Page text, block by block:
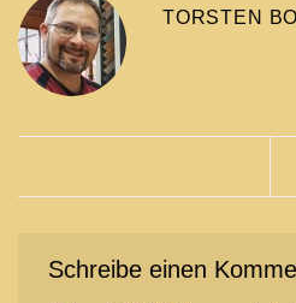
TORSTEN
Schreibe einen